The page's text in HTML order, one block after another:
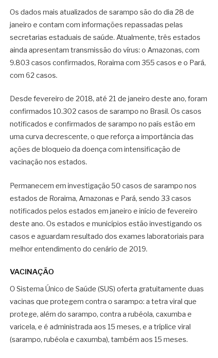
Os dados mais atualizados de sarampo são do dia 28 de
janeiro e contam com informações repassadas pelas
secretarias estaduais de saúde. Atualmente, três estados
ainda apresentam transmissão do vírus: o Amazonas, com
9.803 casos confirmados, Roraima com 355 casos e o Pará,
com 62 casos.
Desde fevereiro de 2018, até 21 de janeiro deste ano, foram
confirmados 10.302 casos de sarampo no Brasil. Os casos
notificados e confirmados de sarampo no país estão em
uma curva decrescente, o que reforça a importância das
ações de bloqueio da doença com intensificação de
vacinação nos estados.
Permanecem em investigação 50 casos de sarampo nos
estados de Roraima, Amazonas e Pará, sendo 33 casos
notificados pelos estados em janeiro e início de fevereiro
deste ano. Os estados e municípios estão investigando os
casos e aguardam resultado dos exames laboratoriais para
melhor entendimento do cenário de 2019.
VACINAÇÃO
O Sistema Único de Saúde (SUS) oferta gratuitamente duas
vacinas que protegem contra o sarampo: a tetra viral que
protege, além do sarampo, contra a rubéola, caxumba e
varicela, e é administrada aos 15 meses, e a tríplice viral
(sarampo, rubéola e caxumba), também aos 15 meses.